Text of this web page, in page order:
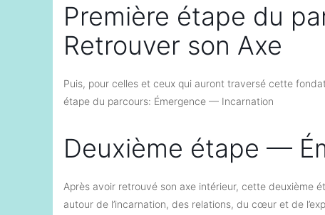
Première étape du
Retrouver son Axe
Puis, pour celles et ceux qui auront traversé cette
étape du parcours: Émergence — Incarnation
Deuxième étape —
Après avoir retrouvé son axe intérieur, cette deuxième
autour de l’incarnation, des relations, du cœur et de